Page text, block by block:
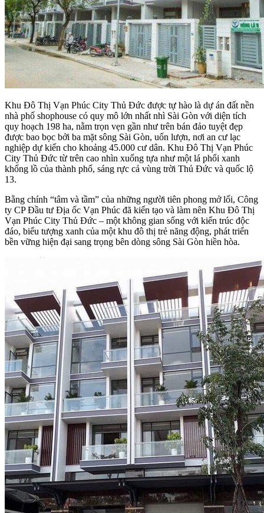
Khu Đô Thị Vạn Phúc City Thủ Đức được tự hào là dự án đất nền
nhà phố shophouse có quy mô lớn nhất nhì Sài Gòn với diện tích
quy hoạch 198 ha, nằm trọn vẹn gần như trên bán đảo tuyệt đẹp
được bao bọc bởi ba mặt sông Sài Gòn, uốn lượn, nơi an cư lạc
nghiệp dự kiến cho khoảng 45.000 cư dân. Khu Đô Thị Vạn Phúc
City Thủ Đức từ trên cao nhìn xuống tựa như một lá phổi xanh
khổng lồ của thành phố, sáng rực cả vùng trời Thủ Đức và quốc lộ
13.
Bằng chính “tâm và tầm” của những người tiên phong mở lối, Công
ty CP Đầu tư Địa ốc Vạn Phúc đã kiến tạo và làm nên Khu Đô Thị
Vạn Phúc City Thủ Đức – một không gian sống với kiến trúc độc
đáo, biểu tượng xanh của một khu đô thị trẻ năng động, phát triển
bền vững hiện đại sang trọng bên dòng sông Sài Gòn hiền hòa.